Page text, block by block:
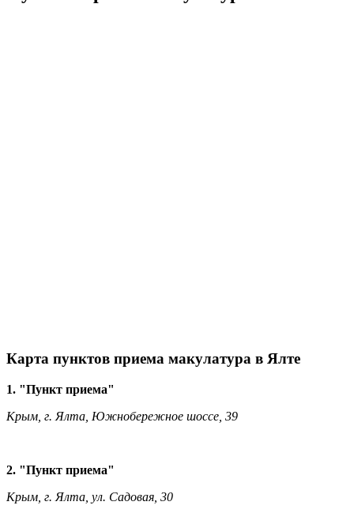
Карта пунктов приема макулатура в Ялте
1. "Пункт приема"
Крым, г. Ялта, Южнобережное шоссе, 39
2. "Пункт приема"
Крым, г. Ялта, ул. Садовая, 30